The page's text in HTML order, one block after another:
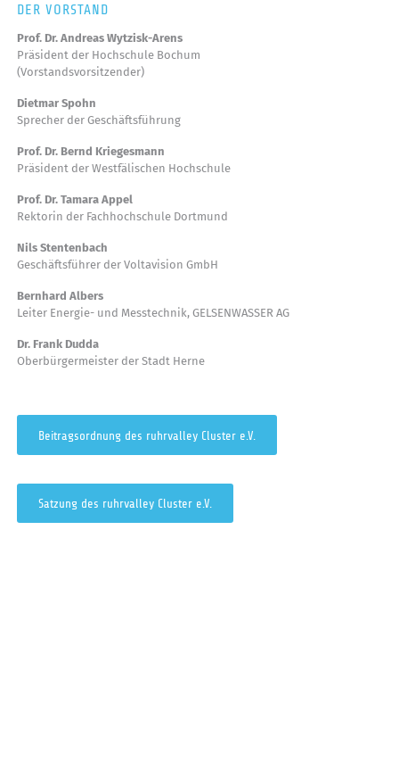
DER VORSTAND
Prof. Dr. Andreas Wytzisk-Arens
Präsident der Hochschule Bochum
(Vorstandsvorsitzender)
Dietmar Spohn
Sprecher der Geschäftsführung
Prof. Dr. Bernd Kriegesmann
Präsident der Westfälischen Hochschule
Prof. Dr. Tamara Appel
Rektorin der Fachhochschule Dortmund
Nils Stentenbach
Geschäftsführer der Voltavision GmbH
Bernhard Albers
Leiter Energie- und Messtechnik, GELSENWASSER AG
Dr. Frank Dudda
Oberbürgermeister der Stadt Herne
Beitragsordnung des ruhrvalley Cluster e.V.
Satzung des ruhrvalley Cluster e.V.